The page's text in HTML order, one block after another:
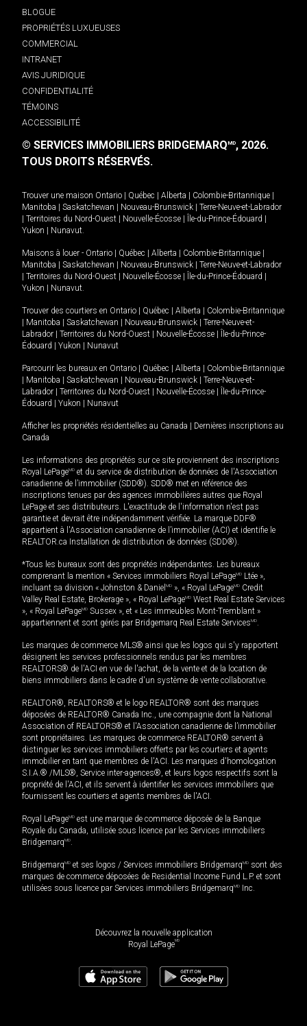
BLOGUE
PROPRIÉTÉS LUXUEUSES
COMMERCIAL
INTRANET
AVIS JURIDIQUE
CONFIDENTIALITÉ
TÉMOINS
ACCESSIBILITÉ
© SERVICES IMMOBILIERS BRIDGEMARQMD, 2026.
TOUS DROITS RÉSERVÉS.
Trouver une maison Ontario | Québec | Alberta | Colombie-Britannique |
Manitoba | Saskatchewan | Nouveau-Brunswick | Terre-Neuve-et-Labrador
| Territoires du Nord-Ouest | Nouvelle-Écosse | Île-du-Prince-Édouard |
Yukon | Nunavut
Maisons à louer - Ontario | Québec | Alberta | Colombie-Britannique |
Manitoba | Saskatchewan | Nouveau-Brunswick | Terre-Neuve-et-Labrador
| Territoires du Nord-Ouest | Nouvelle-Écosse | Île-du-Prince-Édouard |
Yukon | Nunavut
Trouver des courtiers en Ontario | Québec | Alberta | Colombie-Britannique
| Manitoba | Saskatchewan | Nouveau-Brunswick | Terre-Neuve-et-
Labrador | Territoires du Nord-Ouest | Nouvelle-Écosse | Île-du-Prince-
Édouard | Yukon | Nunavut
Parcourir les bureaux en Ontario | Québec | Alberta | Colombie-Britannique
| Manitoba | Saskatchewan | Nouveau-Brunswick | Terre-Neuve-et-
Labrador | Territoires du Nord-Ouest | Nouvelle-Écosse | Île-du-Prince-
Édouard | Yukon | Nunavut
Afficher les propriétés résidentielles au Canada | Dernières inscriptions au
Canada
Les informations des propriétés sur ce site proviennent des inscriptions
Royal LePageMD et du service de distribution de données de l'Association
canadienne de l’immobilier (SDD®). SDD® met en référence des
inscriptions tenues par des agences immobilières autres que Royal
LePage et ses distributeurs. L'exactitude de l'information n'est pas
garantie et devrait être indépendamment vérifiée. La marque DDF®
appartient à l'Association canadienne de l’immobilier (ACI) et identifie le
REALTOR.ca Installation de distribution de données (SDD®).
*Tous les bureaux sont des propriétés indépendantes. Les bureaux
comprenant la mention « Services immobiliers Royal LePageMD Ltée »,
incluant sa division « Johnston & Daniel MD », « Royal LePageMD Credit
Valley Real Estate, Brokerage », « Royal LePageMD West Real Estate Services
», « Royal LePageMD Sussex », et « Les immeubles Mont-Tremblant »
appartiennent et sont gérés par Bridgemarq Real Estate ServicesMD
Les marques de commerce MLS® ainsi que les logos qui s'y rapportent
désignent les services professionnels rendus par les membres
REALTORS® de l'ACI en vue de l'achat, de la vente et de la location de
biens immobiliers dans le cadre d'un système de vente collaborative.
REALTOR®, REALTORS® et le logo REALTOR® sont des marques
déposées de REALTOR® Canada Inc., une compagnie dont la National
Association of REALTORS® et l'Association canadienne de l’immobilier
sont propriétaires. Les marques de commerce REALTOR® servent à
distinguer les services immobiliers offerts par les courtiers et agents
immobilier en tant que membres de l'ACI. Les marques d'homologation
S.I.A.® /MLS®, Service inter-agences®, et leurs logos respectifs sont la
propriété de l'ACI, et ils servent à identifier les services immobiliers que
fournissent les courtiers et agents membres de l'ACI.
Royal LePageMD est une marque de commerce déposée de la Banque
Royale du Canada, utilisée sous licence par les Services immobiliers
BridgemarqMD
BridgemarqMD et ses logos / Services immobiliers BridgemarqMD sont des
marques de commerce déposées de Residential Income Fund L.P. et sont
utilisées sous licence par Services immobiliers BridgemarqMD Inc.
Découvrez la nouvelle application
Royal LePageMD